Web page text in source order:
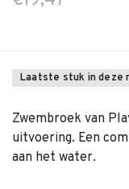
Laatste stuk in deze
Zwembroek van
uitvoering. Een
aan het water.